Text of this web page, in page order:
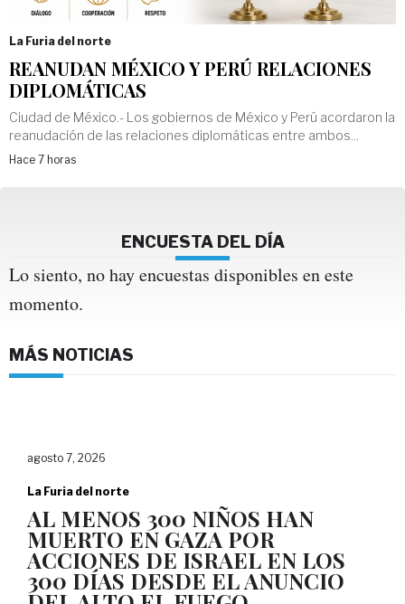
La Furia del norte
REANUDAN MÉXICO Y PERÚ RELACIONES
DIPLOMÁTICAS
Ciudad de México.- Los gobiernos de México y Perú acordaron la
reanudación de las relaciones diplomáticas entre ambos...
Hace 7 horas
ENCUESTA DEL DÍA
Lo siento, no hay encuestas disponibles en este
momento.
MÁS NOTICIAS
agosto 7, 2026
La Furia del norte
AL MENOS 300 NIÑOS HAN
MUERTO EN GAZA POR
ACCIONES DE ISRAEL EN LOS
300 DÍAS DESDE EL ANUNCIO